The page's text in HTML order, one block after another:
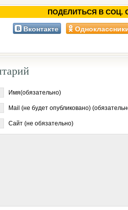
ПОДЕЛИТЬСЯ В СОЦ.
Вконтакте
Имя(обязательно)
Mail (не будет опубликовано)
Сайт (не обязательно)